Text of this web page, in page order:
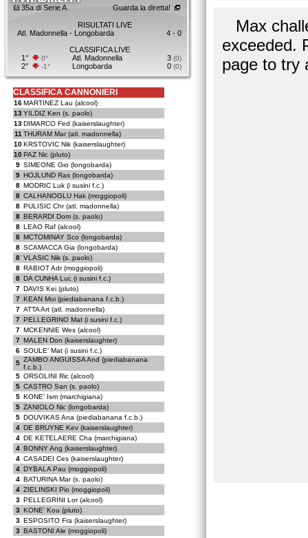
35a di Serie A Guarda la diretta!
RISULTATI LIVE
Atl. Madonnella - Longobarda
4 - 0
CLASSIFICA LIVE
1°
0° Atl. Madonnella 3 (0)
2° -1° Longobarda 0 (0)